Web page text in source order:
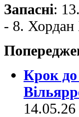
Запасні:
- 8.
Крок до